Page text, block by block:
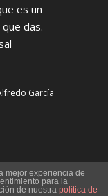
es un
das.
García
mejor experiencia de
para la
de nuestra política de